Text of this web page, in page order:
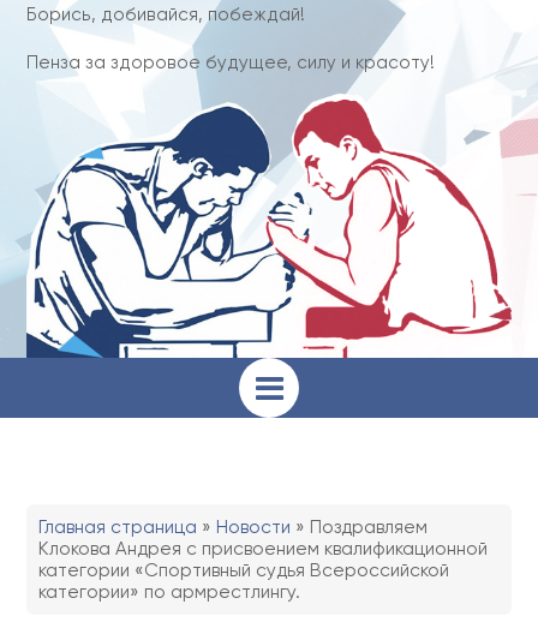
Борись, добивайся, побеждай!
Пенза за здоровое будущее, силу и красоту!
Главная страница » Новости » Поздравляем
Клокова Андрея с присвоением квалификационной
категории «Спортивный судья Всероссийской
категории» по армрестлингу.